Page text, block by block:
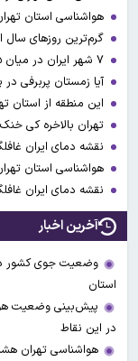
هواشناسی استان تهران
گرم‌ترین روزهای سال از
آیا زمستان پربرفی
این منطقه از استان تهران با ۴۶ درجه
تهران بالاخره کی
نقشه دمای ایران
هواشناسی استان
نقشه دمای ایران
آخرین اخبار
استان
پیش‌بینی وضعیت
در این نقاط
هواشناسی تهران